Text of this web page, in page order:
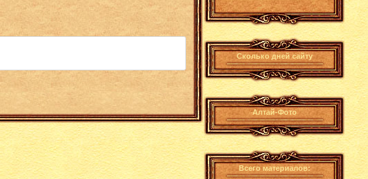
Сколько дней сайту
Алтай-Фото
Всего материалов: